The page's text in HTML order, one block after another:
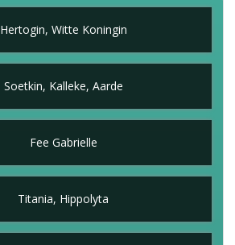
Hertogin, Witte Koningin
Soetkin, Kalleke, Aarde
Fee Gabrielle
Titania, Hippolyta